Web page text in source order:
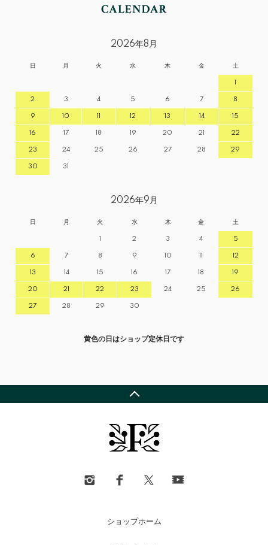
2026年8月
日 月 火 水 木 金 土
1
2 3 4 5 6 7 8
9 10 11 12 13 14 15
16 17 18 19 20 21 22
23 24 25 26 27 28 29
30 31
2026年9月
日 月 火 水 木 金 土
1 2 3 4 5
6 7 8 9 10 11 12
13 14 15 16 17 18 19
20 21 22 23 24 25 26
27 28 29 30
黄色の日はショップ定休日です
ショップホーム